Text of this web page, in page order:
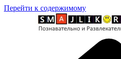
Перейти к содержимому